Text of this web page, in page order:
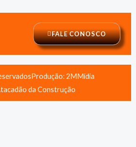
FALE CONOSCO
Produção: 2MMídia
da Construção